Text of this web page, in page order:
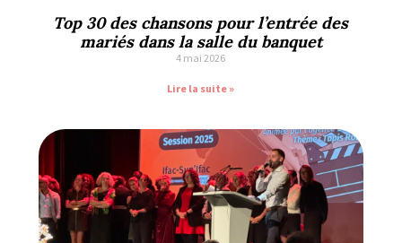
Top 30 des chansons pour l’entrée des
mariés dans la salle du banquet
4 mai 2026
Lire la suite »